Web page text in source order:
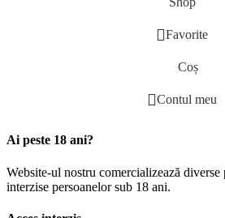
Favorite
Coș
Contul meu
Ai peste 18 ani?
Website-ul nostru comercializează diverse
interzise persoanelor sub 18 ani.